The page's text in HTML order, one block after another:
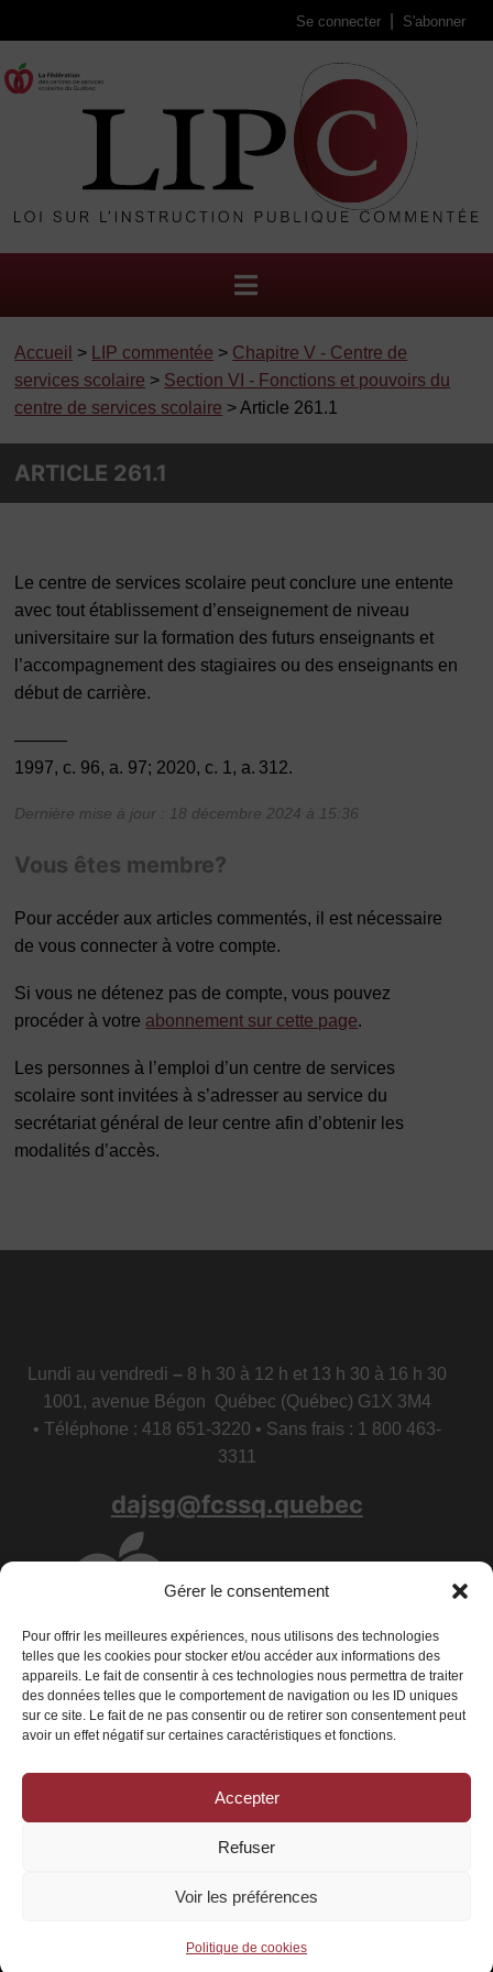
Gérer le consentement
Pour offrir les meilleures expériences, nous utilisons des technologies
telles que les cookies pour stocker et/ou accéder aux informations des
appareils. Le fait de consentir à ces technologies nous permettra de traiter
des données telles que le comportement de navigation ou les ID uniques
sur ce site. Le fait de ne pas consentir ou de retirer son consentement peut
avoir un effet négatif sur certaines caractéristiques et fonctions.
Accepter
Refuser
Voir les préférences
Politique de cookies
Se connecter S'abonner
Accueil > LIP commentée > Chapitre V - Centre de
services scolaire > Section VI - Fonctions et pouvoirs du
centre de services scolaire > Article 261.1
ARTICLE 261.1
Le centre de services scolaire peut conclure une entente
avec tout établissement d’enseignement de niveau
universitaire sur la formation des futurs enseignants et
l’accompagnement des stagiaires ou des enseignants en
début de carrière.
———
1997, c. 96, a. 97; 2020, c. 1, a. 312.
Dernière mise à jour : 18 décembre 2024 à 15:36
Vous êtes membre?
Pour accéder aux articles commentés, il est nécessaire
de vous connecter à votre compte.
Si vous ne détenez pas de compte, vous pouvez
procéder à votre abonnement sur cette page.
Les personnes à l’emploi d’un centre de services
scolaire sont invitées à s’adresser au service du
secrétariat général de leur centre afin d’obtenir les
modalités d’accès.
Lundi au vendredi – 8 h 30 à 12 h et 13 h 30 à 16 h 30
1001, avenue Bégon Québec (Québec) G1X 3M4
• Téléphone : 418 651-3220 • Sans frais : 1 800 463-
3311
dajsg@fcssq.quebec
Déclaration de confidentialité